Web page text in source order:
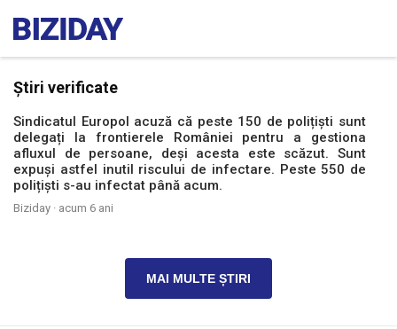
Știri verificate
Sindicatul Europol acuză că peste 150 de polițiști sunt
delegați la frontierele României pentru a gestiona
afluxul de persoane, deși acesta este scăzut. Sunt
expuși astfel inutil riscului de infectare. Peste 550 de
polițiști s-au infectat până acum.
Biziday · acum 6 ani
MAI MULTE ȘTIRI